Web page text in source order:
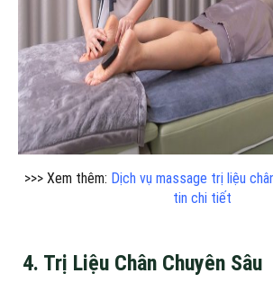
>>> Xem thêm: Dịch vụ massage trị liệu
tin chi tiết
4. Trị Liệu Chân Chuyên Sâu